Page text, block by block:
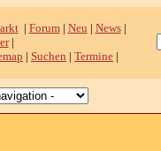
| Forum| Neu | News|
|
| Suchen | Termine |